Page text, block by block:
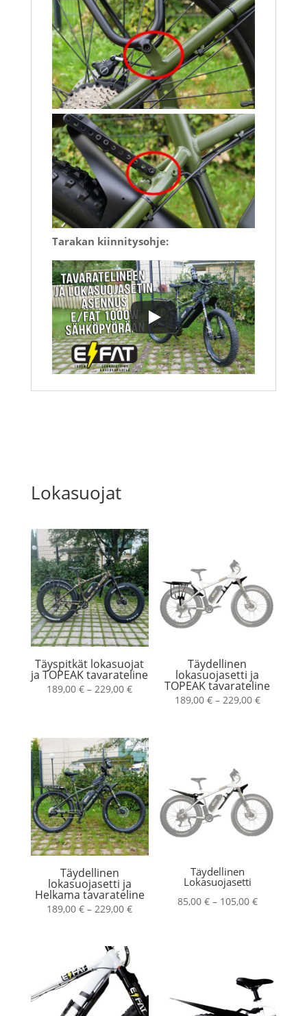
Tarakan kiinnitysohje:
Lokasuojat
Täyspitkät lokasuojat
ja TOPEAK tavarateline
189,00€ – 229,00€Hintaluokka:
229,00 €
Täydellinen
lokasuojasetti ja
TOPEAK tavarateline
189,00 € – 229,00 €
Täydellinen
lokasuojasetti ja
Helkama tavarateline
189,00€ – 229,00€Hintaluokka:
Täydellinen
Lokasuojasetti
85,00 € – 105,00 €